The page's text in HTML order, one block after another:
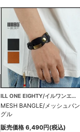
ILL ONE EIGHTY/イルワンエイティ
MESH BANGLE/メッシュバン
グル
販売価格 6,490円(税込)